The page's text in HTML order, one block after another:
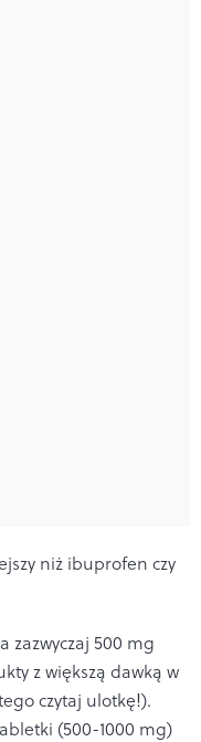
niż ibuprofen czy
zazwyczaj 500 mg
z większą dawką w
czytaj ulotkę!).
(500-1000 mg)